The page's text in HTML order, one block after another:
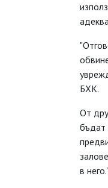
БХК.
От
бъдат
в